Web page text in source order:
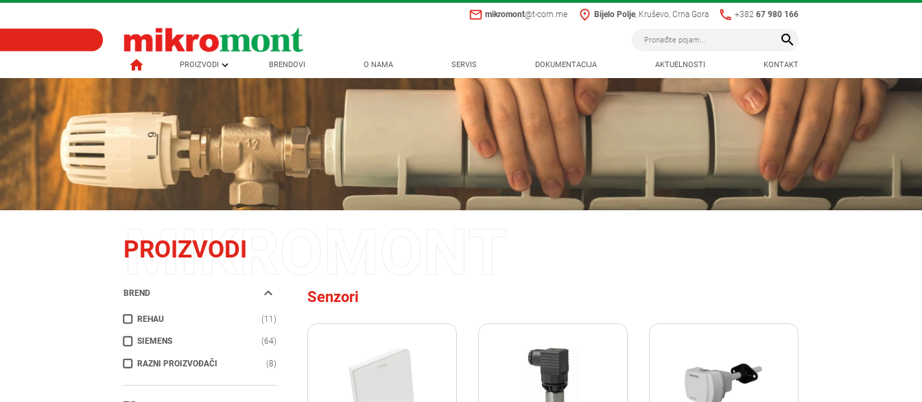
mikromont@t-com.me Bijelo Polje, Kruševo, Crna Gora +38267 980 166
PROIZVODI BRENDOVI O NAMA SERVIS DOKUMENTACIJA AKTUELNOSTI KONTAKT
PROIZVODI
BREND
REHAU (11)
SIEMENS (64)
RAZNI PROIZVOĐAČI (8)
Senzori